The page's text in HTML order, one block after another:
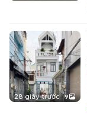
28 giây trước 9